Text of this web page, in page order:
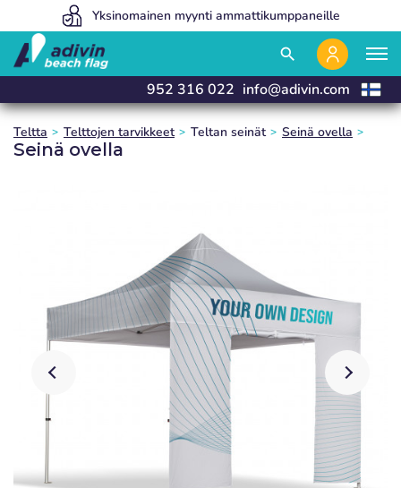
Valmistamme ja toimitamme 24 tunnissa
Yksinomainen myynti ammattikumppaneille
Hintamme ovat niin alhaiset, koska myymme 100% verkossa
search
952 316 022 info@adivin.com
Teltta Telttojen tarvikkeet Teltan seinät Seinä ovella
Seinä ovella